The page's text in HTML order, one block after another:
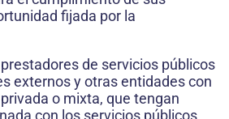
fijada por la
de servicios públicos
externos y otras entidades con
o mixta, que tengan